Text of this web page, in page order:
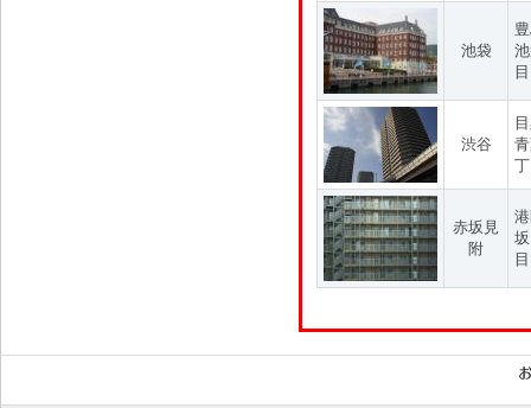
池袋
渋谷
赤坂見
附
目